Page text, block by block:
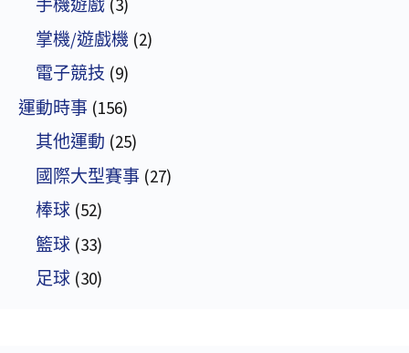
手機遊戲 (3)
掌機/遊戲機 (2)
電子競技 (9)
運動時事 (156)
其他運動 (25)
國際大型賽事 (27)
棒球 (52)
籃球 (33)
足球 (30)